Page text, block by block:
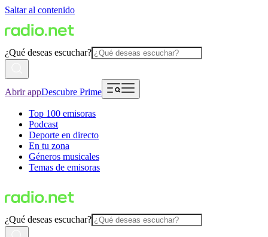
Saltar al contenido
¿Qué deseas escuchar?
Abrir appDescubre Prime
Top 100 emisoras
Podcast
Deporte en directo
En tu zona
Géneros musicales
Temas de emisoras
¿Qué deseas escuchar?